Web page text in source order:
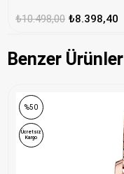
₺8.398,40
₺10.498,00
Benzer Ürünler
%50
Ücretsiz
Kargo